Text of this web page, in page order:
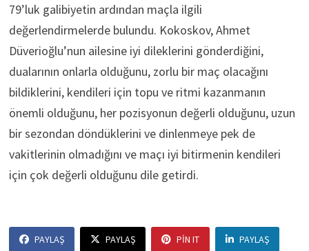
79’luk galibiyetin ardından maçla ilgili
değerlendirmelerde bulundu. Kokoskov, Ahmet
Düverioğlu’nun ailesine iyi dileklerini gönderdiğini,
dualarının onlarla olduğunu, zorlu bir maç olacağını
bildiklerini, kendileri için topu ve ritmi kazanmanın
önemli olduğunu, her pozisyonun değerli olduğunu, uzun
bir sezondan döndüklerini ve dinlenmeye pek de
vakitlerinin olmadığını ve maçı iyi bitirmenin kendileri
için çok değerli olduğunu dile getirdi.
PAYLAŞ PAYLAŞ PIN IT PAYLAŞ